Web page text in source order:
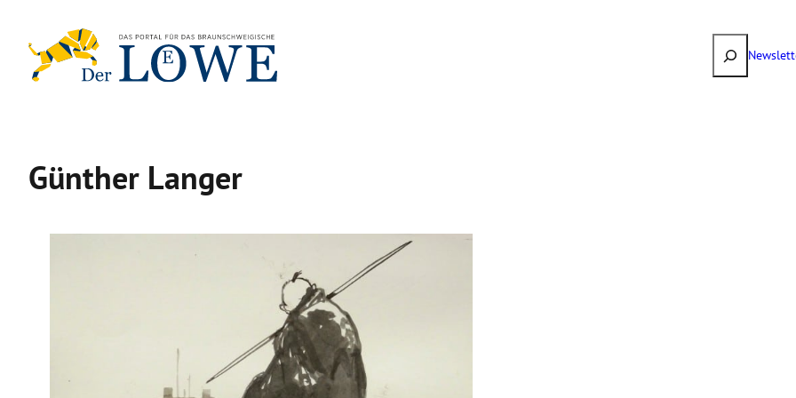
Inhalt
springen
Suchen
Günther Langer